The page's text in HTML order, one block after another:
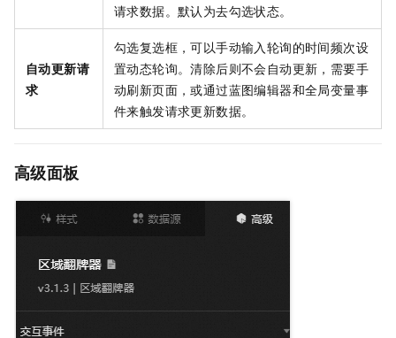
请求数据。默认为去勾选状态。
自动更新请
求
勾选复选框，可以手动输入轮询的时间频次设
置动态轮询。清除后则不会自动更新，需要手
动刷新页面，或通过蓝图编辑器和全局变量事
件来触发请求更新数据。
高级面板